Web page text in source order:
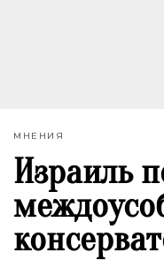
МНЕНИЯ
Израиль